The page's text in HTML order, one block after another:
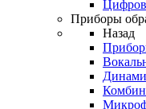
Приборы
Назад